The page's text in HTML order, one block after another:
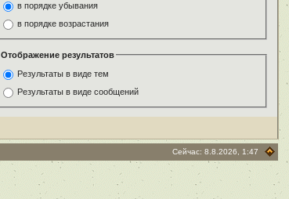
в порядке убывания
в порядке возрастания
Отображение результатов
Результаты в виде тем
Результаты в виде сообщений
Сейчас: 8.8.2026, 1:47